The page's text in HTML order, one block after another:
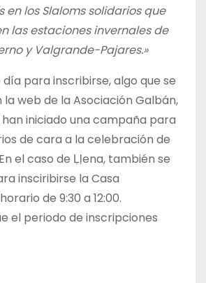
en los Slaloms solidarios que
las estaciones invernales de
y Valgrande-Pajares.»
día para inscribirse, algo que se
web de la Asociación Galbán,
iniciado una campaña para
de cara a la celebración de
el caso de Ḷḷena, también se
insciribirse la Casa
de 9:30 a 12:00.
el periodo de inscripciones